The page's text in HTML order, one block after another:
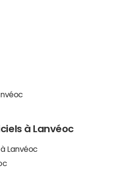
à Lanvéoc
Lanvéoc